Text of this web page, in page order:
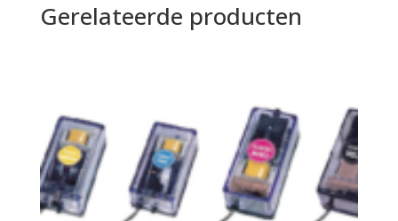
Gerelateerde producten